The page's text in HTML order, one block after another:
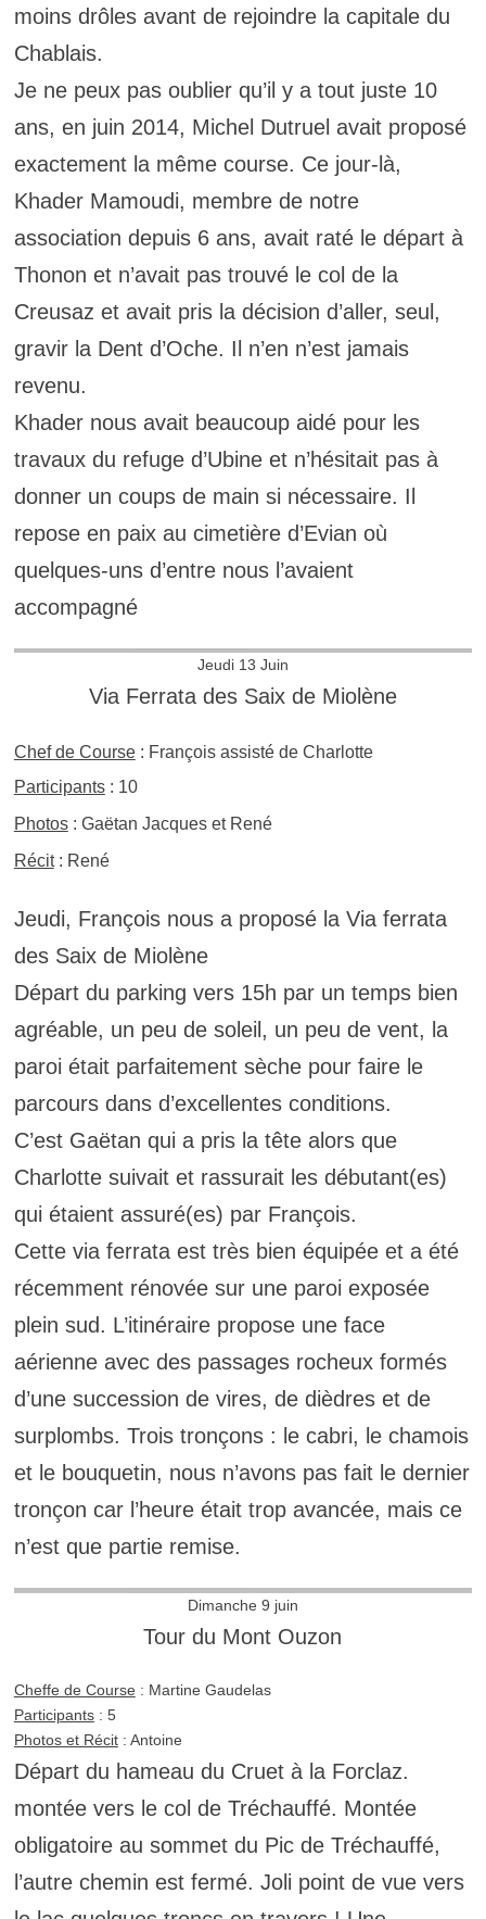
moins drôles avant de rejoindre la capitale du
Chablais.
Je ne peux pas oublier qu’il y a tout juste 10
ans, en juin 2014, Michel Dutruel avait proposé
exactement la même course. Ce jour-là,
Khader Mamoudi, membre de notre
association depuis 6 ans, avait raté le départ à
Thonon et n’avait pas trouvé le col de la
Creusaz et avait pris la décision d’aller, seul,
gravir la Dent d’Oche. Il n’en n’est jamais
revenu.
Khader nous avait beaucoup aidé pour les
travaux du refuge d’Ubine et n’hésitait pas à
donner un coups de main si nécessaire. Il
repose en paix au cimetière d’Evian où
quelques-uns d’entre nous l’avaient
accompagné
Jeudi 13 Juin
Via Ferrata des Saix de Miolène
Chef de Course: François assisté de Charlotte
Participants: 10
Photos: Gaëtan Jacques et René
Récit: René
Jeudi, François nous a proposé la Via ferrata
des Saix de Miolène
Départ du parking vers 15h par un temps bien
agréable, un peu de soleil, un peu de vent, la
paroi était parfaitement sèche pour faire le
parcours dans d’excellentes conditions.
C’est Gaëtan qui a pris la tête alors que
Charlotte suivait et rassurait les débutant(es)
qui étaient assuré(es) par François.
Cette via ferrata est très bien équipée et a été
récemment rénovée sur une paroi exposée
plein sud. L’itinéraire propose une face
aérienne avec des passages rocheux formés
d’une succession de vires, de dièdres et de
surplombs. Trois tronçons : le cabri, le chamois
et le bouquetin, nous n’avons pas fait le dernier
tronçon car l’heure était trop avancée, mais ce
n’est que partie remise.
Dimanche 9 juin
Tour du Mont Ouzon
Cheffe de Course : Martine Gaudelas
Participants: 5
Photos et Récit: Antoine
Départ du hameau du Cruet à la Forclaz.
montée vers le col de Tréchauffé. Montée
obligatoire au sommet du Pic de Tréchauffé,
l’autre chemin est fermé. Joli point de vue vers